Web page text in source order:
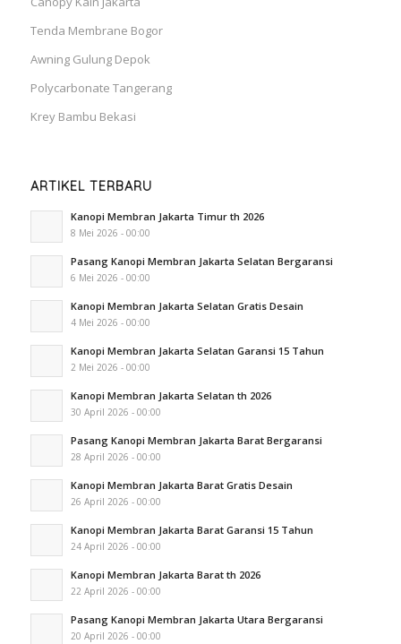
Tenda Membrane Bogor
Awning Gulung Depok
Polycarbonate Tangerang
Krey Bambu Bekasi
ARTIKEL TERBARU
Kanopi Membran Jakarta Timur th 2026
8 Mei 2026 - 00:00
Pasang Kanopi Membran Jakarta Selatan Bergaransi
6 Mei 2026 - 00:00
Kanopi Membran Jakarta Selatan Gratis Desain
4 Mei 2026 - 00:00
Kanopi Membran Jakarta Selatan Garansi 15 Tahun
2 Mei 2026 - 00:00
Kanopi Membran Jakarta Selatan th 2026
30 April 2026 - 00:00
Pasang Kanopi Membran Jakarta Barat Bergaransi
28 April 2026 - 00:00
Kanopi Membran Jakarta Barat Gratis Desain
26 April 2026 - 00:00
Kanopi Membran Jakarta Barat Garansi 15 Tahun
24 April 2026 - 00:00
Kanopi Membran Jakarta Barat th 2026
22 April 2026 - 00:00
Pasang Kanopi Membran Jakarta Utara Bergaransi
20 April 2026 - 00:00